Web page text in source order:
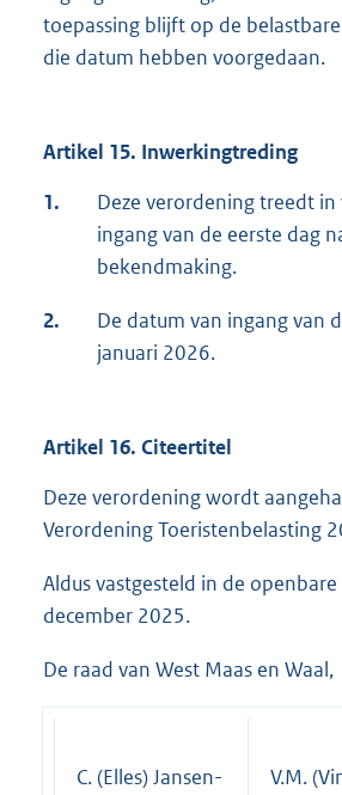
toepassing blijft op de
die datum hebben voorgedaan.
Artikel 15. Inwerkingtreding
1.
Deze verordening treedt
ingang van de eerste dag
bekendmaking.
2.
De datum van ingang van
januari 2026.
Artikel 16. Citeertitel
Deze verordening wordt
Verordening Toeristenbelasting
Aldus vastgesteld in de
december 2025.
De raad van West Maas en Waal,
C. (Elles) Jansen-
V.M.